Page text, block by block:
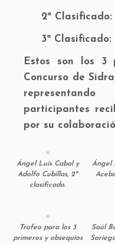
2º
3º
Estos son los 3
Concurso de
participantes
por su
Ángel Luis Cabal y
Adolfo Cubillas, 2º
clasificado.
Ángel
Trofeo para los 3
primeros y obsequios
Saúl